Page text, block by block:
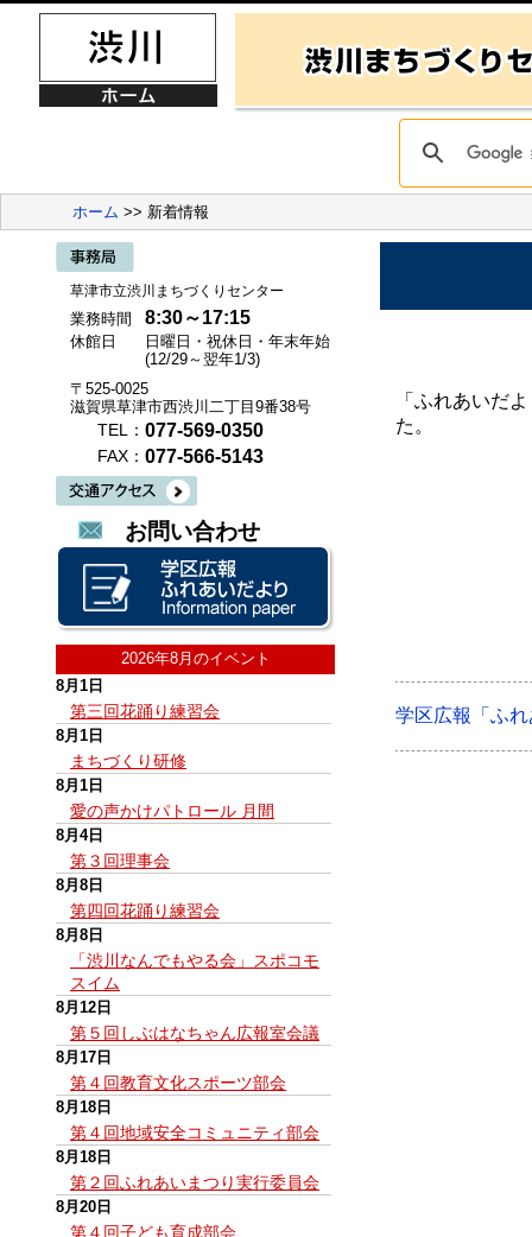
ホーム >> 新着情報
草津市立渋川まちづくりセンター
業務時間 8:30～17:15
休館日
日曜日・祝休日・年末年始
(12/29～翌年1/3)
〒525-0025
滋賀県草津市西渋川二丁目9番38号
TEL： 077-569-0350
FAX： 077-566-5143
お問い合わせ
2026年8月のイベント
8月1日
第三回花踊り練習会
8月1日
まちづくり研修
8月1日
愛の声かけパトロール 月間
8月4日
第３回理事会
8月8日
第四回花踊り練習会
8月8日
「渋川なんでもやる会」スポコモ
スイム
8月12日
第５回しぶはなちゃん広報室会議
8月17日
第４回教育文化スポーツ部会
8月18日
第４回地域安全コミュニティ部会
8月18日
第２回ふれあいまつり実行委員会
8月20日
第４回子ども育成部会
「ふれあいだ
た。
学区広報「ふ